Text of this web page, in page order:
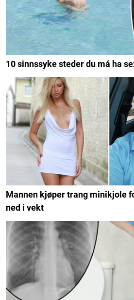
10 sinnssyke steder du må ha
Mannen kjøper trang minikjole
ned i vekt